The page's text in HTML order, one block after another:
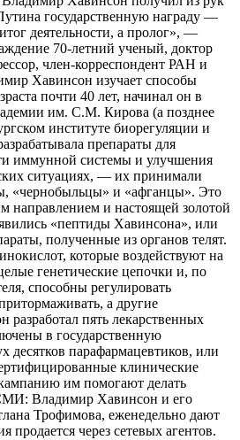
государственную награду —
деятельности, а пролог», —
70-летний ученый, доктор
член-корреспондент РАН и
Хавинсон изучает способы
почти 40 лет, начинал он в
им. С.М. Кирова (а позднее
институте биорегуляции и
препараты для
иммунной системы и улучшения
ситуациях, — их принимали
«чернобыльцы» и «афганцы». Это
направлением и настоящей золотой
«пептиды Хавинсона», или
полученные из органов телят.
которые воздействуют на
генетические цепочки и, по
способны регулировать
а другие
разработал пять лекарственных
в государственную
десятков парафармацевтиков, или
клинические
им помогают делать
Владимир Хавинсон и его
Трофимова, еженедельно дают
продается через сетевых агентов.